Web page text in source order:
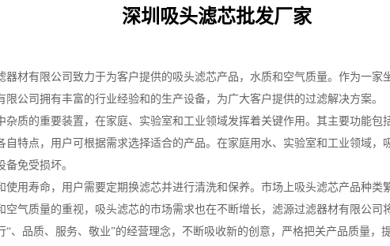
深圳吸头滤芯批发厂家
器材有限公司致力于为客户提供的吸头滤芯产品，水质和空气质量。作为一家
公司拥有丰富的行业经验和的生产设备，为广大客户提供的过滤解决方案。
杂质的重要装置，在家庭、实验室和工业领域发挥着关键作用。其主要功能包
自特点，用户可根据需求选择适合的产品。在家庭用水、实验室和工业领域，
免受损坏。
使用寿命，用户需要定期换滤芯并进行清洗和保养。市场上吸头滤芯产品种类
气质量的重视，吸头滤芯的市场需求也在不断增长，滤源过滤器材有限公司
“、品质、服务、敬业”的经营理念，不断吸收新的创意，严格把关产品质量，